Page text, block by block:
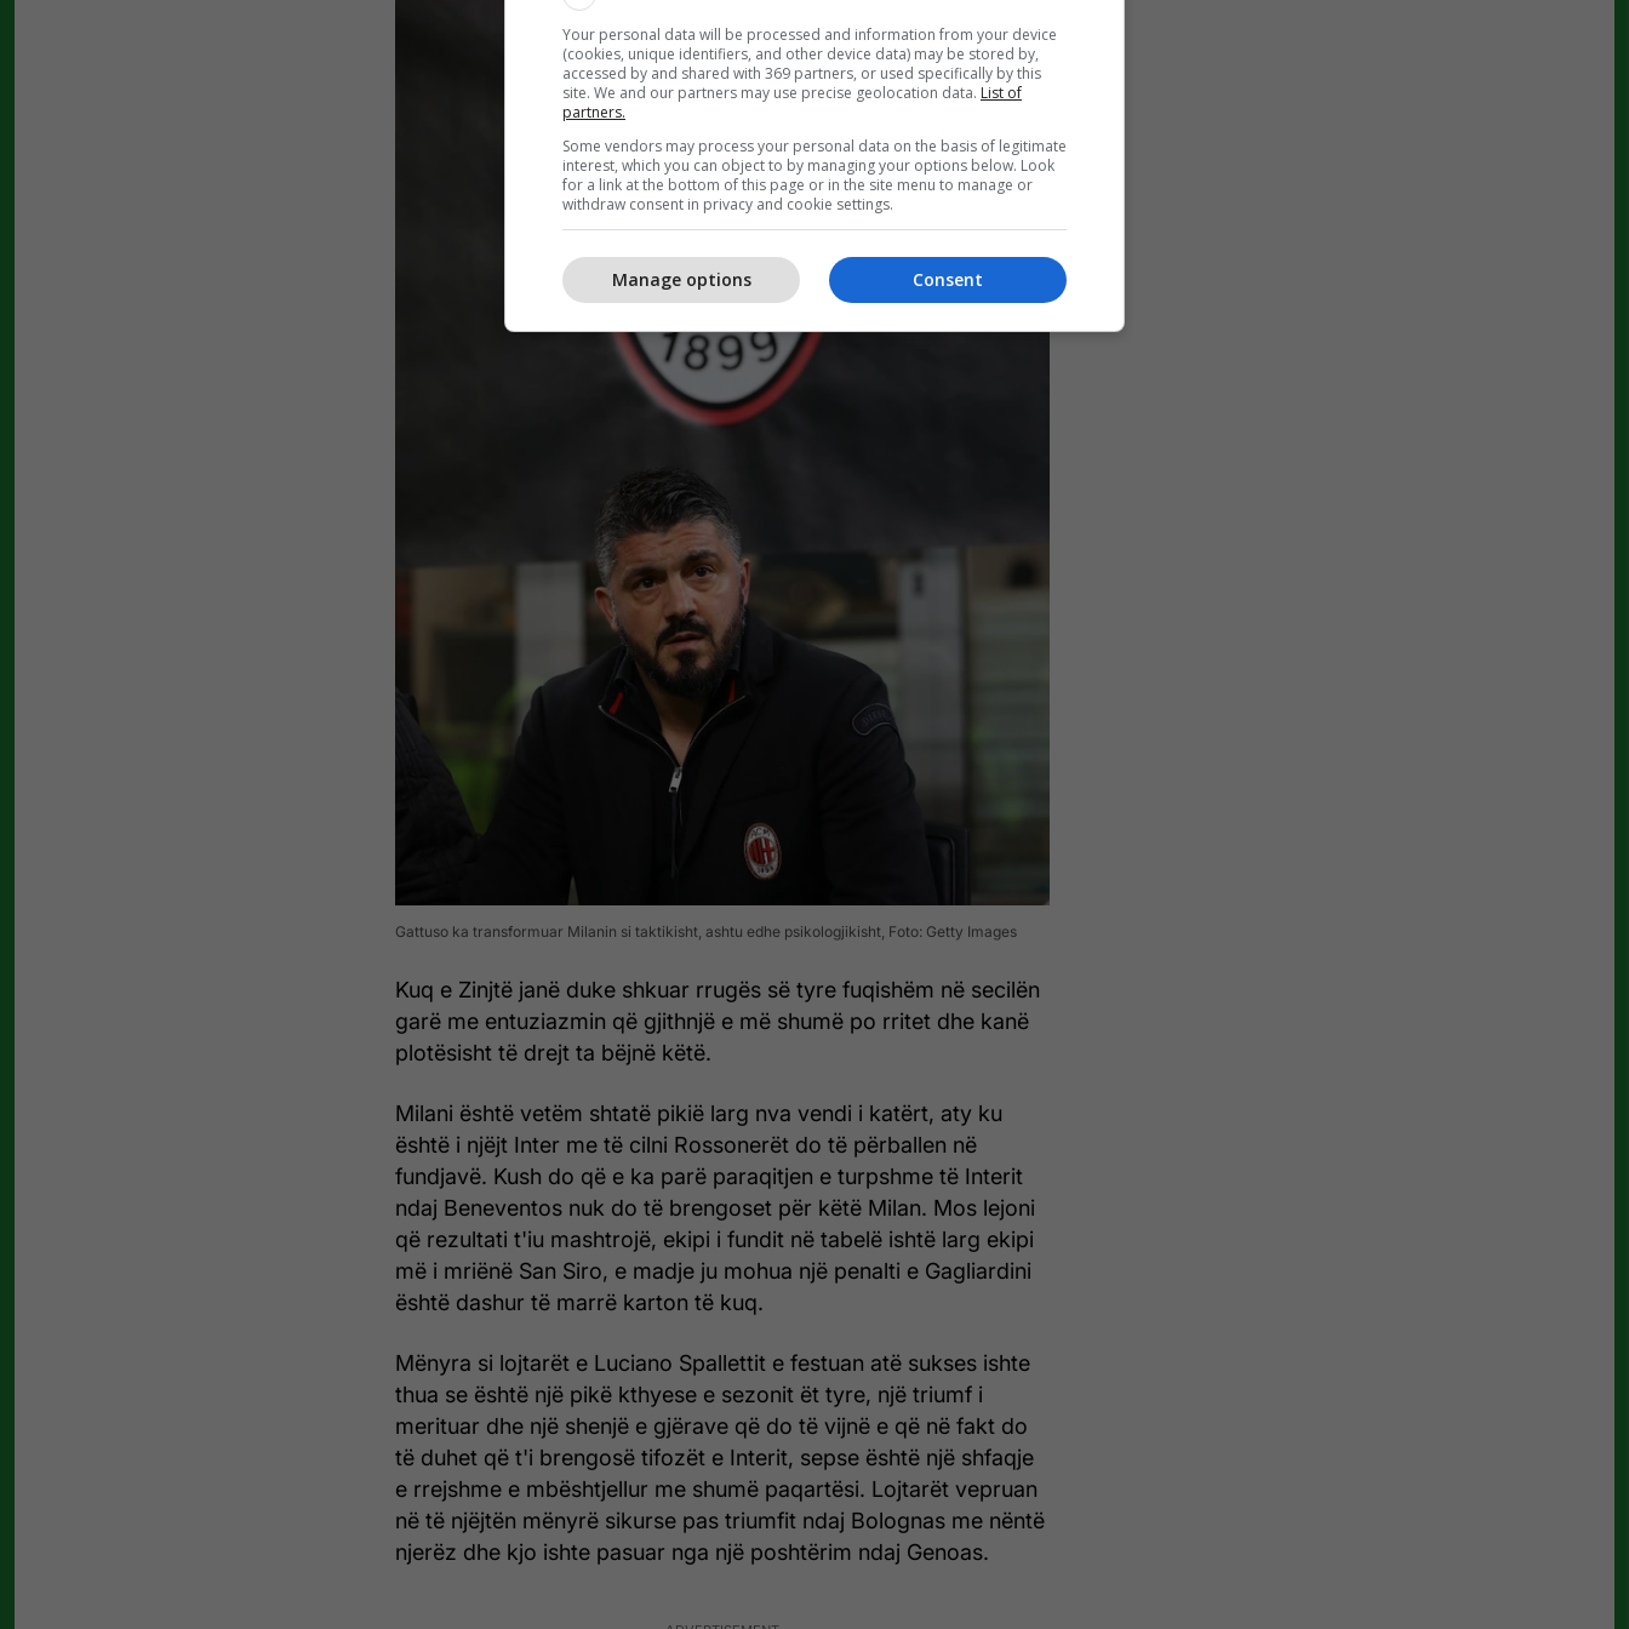
Gattuso ka transformuar Milanin si taktikisht, ashtu edhe psikologjikisht, Foto: Getty Images
Kuq e Zinjtë janë duke shkuar rrugës së tyre fuqishëm në secilën
garë me entuziazmin që gjithnjë e më shumë po rritet dhe kanë
plotësisht të drejt ta bëjnë këtë.
Milani është vetëm shtatë pikië larg nva vendi i katërt, aty ku
është i njëjt Inter me të cilni Rossonerët do të përballen në
fundjavë. Kush do që e ka parë paraqitjen e turpshme të Interit
ndaj Beneventos nuk do të brengoset për këtë Milan. Mos lejoni
që rezultati t'iu mashtrojë, ekipi i fundit në tabelë ishtë larg ekipi
më i mriënë San Siro, e madje ju mohua një penalti e Gagliardini
është dashur të marrë karton të kuq.
Mënyra si lojtarët e Luciano Spallettit e festuan atë sukses ishte
thua se është një pikë kthyese e sezonit ët tyre, një triumf i
merituar dhe një shenjë e gjërave që do të vijnë e që në fakt do
të duhet që t'i brengosë tifozët e Interit, sepse është një shfaqje
e rrejshme e mbështjellur me shumë paqartësi. Lojtarët vepruan
në të njëjtën mënyrë sikurse pas triumfit ndaj Bolognas me nëntë
njerëz dhe kjo ishte pasuar nga një poshtërim ndaj Genoas.
Your personal data will be processed and information from your device
(cookies, unique identifiers, and other device data) may be stored by,
accessed by and shared with 369 partners, or used specifically by this
site. We and our partners may use precise geolocation data. List of
partners.
Some vendors may process your personal data on the basis of legitimate
interest, which you can object to by managing your options below. Look
for a link at the bottom of this page or in the site menu to manage or
withdraw consent in privacy and cookie settings.
Consent
Manage options